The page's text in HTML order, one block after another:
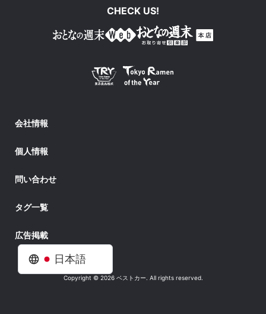
日本語
CHECK US!
会社情報
個人情報
問い合わせ
タグ一覧
広告掲載
Copyright © 2026 ベストカー. All rights reserved.